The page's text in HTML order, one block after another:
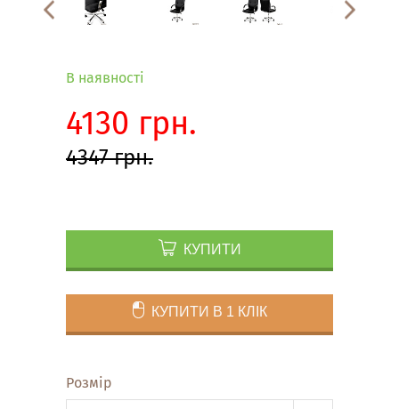
В наявності
4130 грн.
4347 грн.
КУПИТИ
КУПИТИ В 1 КЛІК
Розмір